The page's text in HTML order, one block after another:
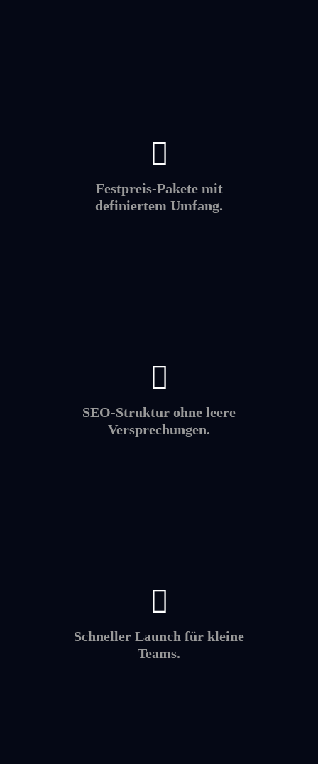
Festpreis-Pakete mit
definiertem Umfang.
SEO-Struktur ohne leere
Versprechungen.
Schneller Launch für kleine
Teams.